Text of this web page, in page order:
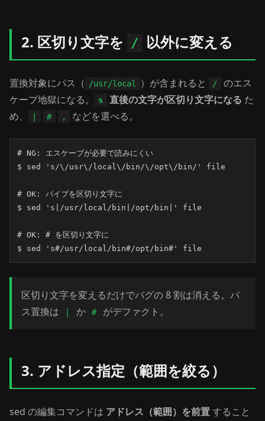
2. 区切り文字を / 以外に変える
置換対象にパス（ /usr/local ）が含まれると /
のエス
ケープ地獄になる。
s 直後の文字が区切り文字になる た
め、
# , などを選べる。
# NG: エスケープが必要で読みにくい
$ sed 's/\/usr\/local\/bin/\/opt\/bin/' file
# OK: パイプを区切り文字に
$ sed 's|/usr/local/bin|/opt/bin|' file
# OK: # を区切り文字に
$ sed 's#/usr/local/bin#/opt/bin#' file
区切り文字を変えるだけでバグの 8 割は消える。パ
ス置換は
か # がデファクト。
3. アドレス指定（範囲を絞る）
sed の編集コマンドは アドレス（範囲）を前置すること